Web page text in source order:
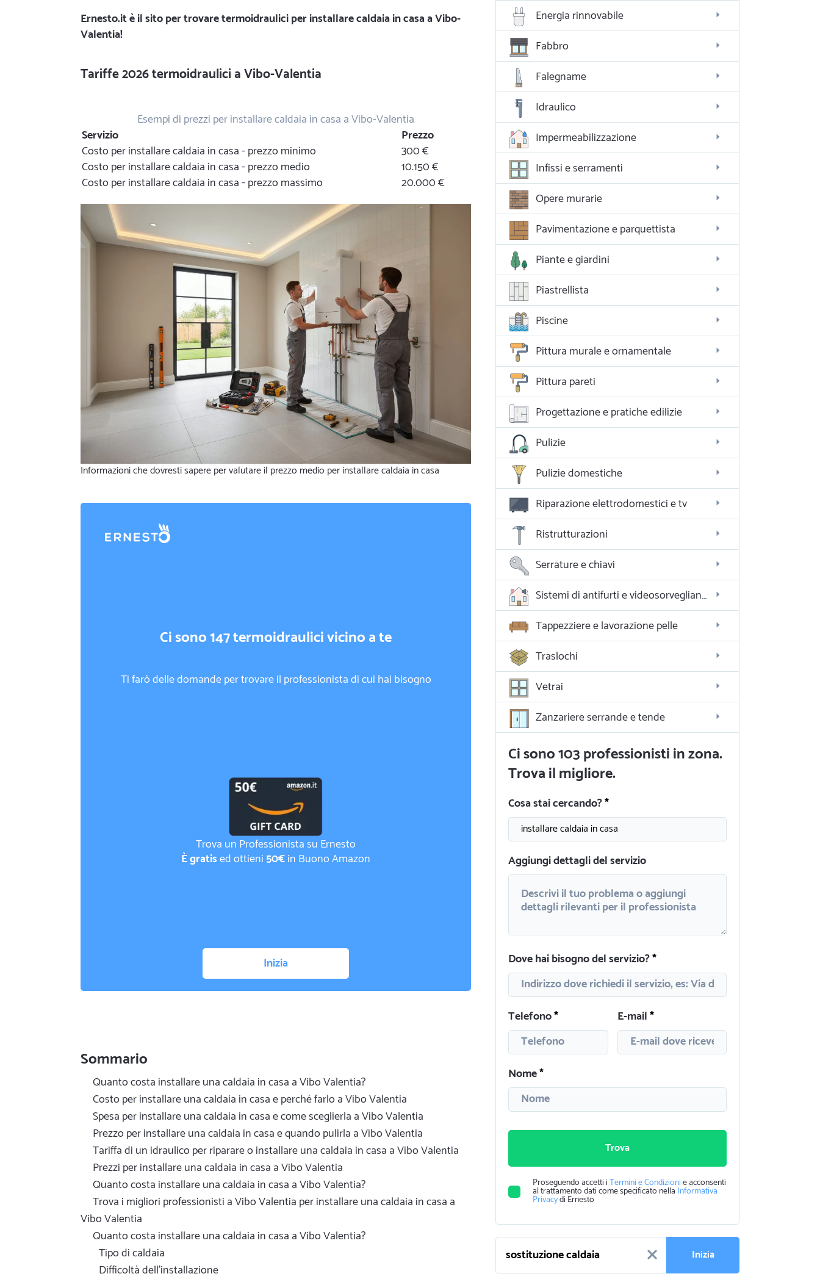
Ernesto.itè il sito per trovare termoidraulici per installare caldaia in casa a Vibo-
Valentia!
Tariffe 2026 termoidraulici a Vibo-Valentia
Esempi di prezzi per installare caldaia in casa a Vibo-Valentia
Servizio
Prezzo
Costo per installare caldaia in casa - prezzo minimo
300 €
Costo per installare caldaia in casa - prezzo medio
10.150 €
Costo per installare caldaia in casa - prezzo massimo
20.000 €
Informazioni che dovresti sapere per valutare il prezzo medio per installare caldaia in casa
Ci sono 147 termoidraulici vicino a te
Ti farò delle domande per trovare il professionista di cui hai bisogno
Trova un Professionista su Ernesto
È gratised ottieni50€in Buono Amazon
Inizia
Sommario
Quanto costa installare una caldaia in casa a Vibo Valentia?
Costo per installare una caldaia in casa e perché farlo a Vibo Valentia
Spesa per installare una caldaia in casa e come sceglierla a Vibo Valentia
Prezzo per installare una caldaia in casa e quando pulirla a Vibo Valentia
Tariffa di un idraulico per riparare o installare una caldaia in casa a Vibo Valentia
Prezzi per installare una caldaia in casa a Vibo Valentia
Quanto costa installare una caldaia in casa a Vibo Valentia?
Trova i migliori professionisti a Vibo Valentia per installare una caldaia in casa a
Vibo Valentia
Quanto costa installare una caldaia in casa a Vibo Valentia?
Tipo di caldaia
Difficoltà dell'installazione
Energia rinnovabile
Fabbro
Falegname
Idraulico
Impermeabilizzazione
Infissi e serramenti
Opere murarie
Pavimentazione e parquettista
Piante e giardini
Piastrellista
Piscine
Pittura murale e ornamentale
Pittura pareti
Progettazione e pratiche edilizie
Pulizie
Pulizie domestiche
Riparazione elettrodomestici e tv
Ristrutturazioni
Serrature e chiavi
Sistemi di antifurti e videosorveglianza
Tappezziere e lavorazione pelle
Traslochi
Vetrai
Zanzariere serrande e tende
Ci sono 103 professionisti in zona.
Trova il migliore.
Cosa stai cercando?
Aggiungi dettagli del servizio
Dove hai bisogno del servizio?
Telefono E-mail
Nome
Trova
Proseguendo accetti iTermini e Condizionie acconsenti
al trattamento dati come specificato nella Informativa
Privacydi Ernesto
Inizia